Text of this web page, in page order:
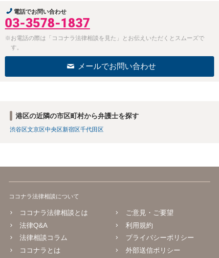
電話でお問い合わせ
03-3578-1837
※お電話の際は「ココナラ法律相談を見た」とお伝えいただくとスムーズで
す。
メールでお問い合わせ
港区の近隣の市区町村から弁護士を探す
渋谷区文京区中央区新宿区千代田区
ココナラ法律相談について
ココナラ法律相談とは
法律Q&A
法律相談コラム
ココナラとは
ご意見・ご要望
利用規約
プライバシーポリシー
外部送信ポリシー